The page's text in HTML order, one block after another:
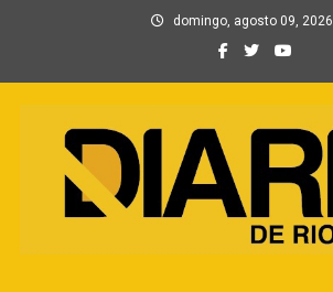
domingo, agosto 09, 2026